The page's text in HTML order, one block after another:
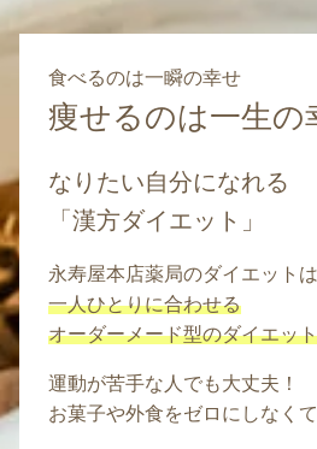
食べるのは一瞬の幸せ
痩せるのは一生の
なりたい自分になれる
「漢方ダイエット」
永寿屋本店薬局のダイエットは
一人ひとりに合わせる
オーダーメード型のダイエッ
運動が苦手な人でも大丈夫！
お菓子や外食をゼロにしなく